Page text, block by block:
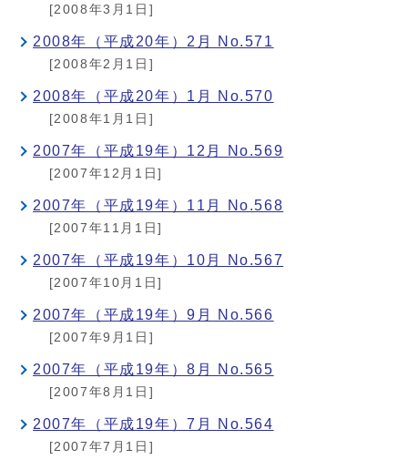
[2008年3月1日]
2008年（平成20年）2月 No.571
[2008年2月1日]
2008年（平成20年）1月 No.570
[2008年1月1日]
2007年（平成19年）12月 No.569
[2007年12月1日]
2007年（平成19年）11月 No.568
[2007年11月1日]
2007年（平成19年）10月 No.567
[2007年10月1日]
2007年（平成19年）9月 No.566
[2007年9月1日]
2007年（平成19年）8月 No.565
[2007年8月1日]
2007年（平成19年）7月 No.564
[2007年7月1日]